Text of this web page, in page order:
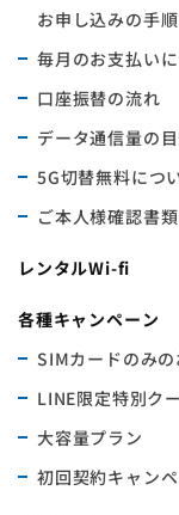
お申し込みの手順
毎月のお支払い
口座振替の流れ
データ通信量の
5G切替無料につ
ご本人様確認書
レンタルWi-fi
各種キャンペーン
SIMカードのみ
LINE限定特別ク
大容量プラン
初回契約キャン